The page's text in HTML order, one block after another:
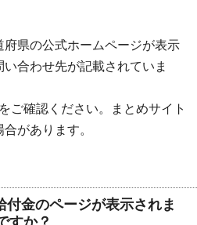
県の公式ホームページが表示
合わせ先が記載されていま
ご確認ください。まとめサイト
があります。
金のページが表示されま
すか？